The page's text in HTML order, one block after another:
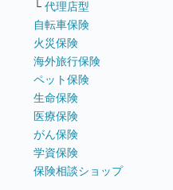
└ 代理店型
自転車保険
火災保険
海外旅行保険
ペット保険
生命保険
医療保険
がん保険
学資保険
保険相談ショップ